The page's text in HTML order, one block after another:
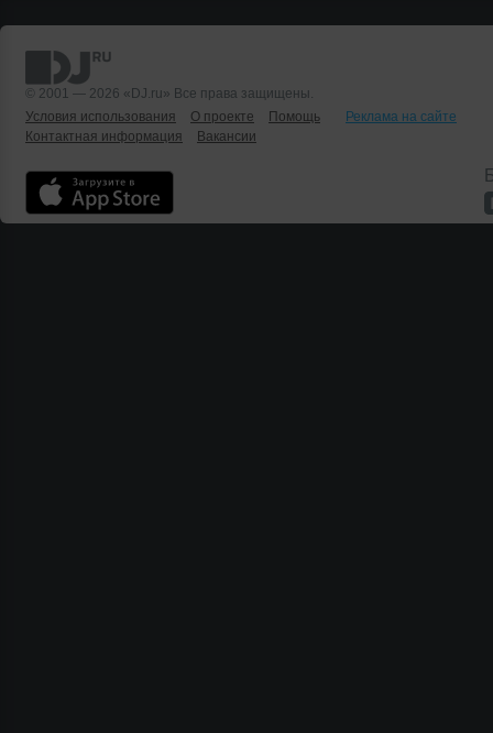
© 2001 — 2026 «DJ.ru» Все права защищены.
Условия использования
О проекте Помощь
Реклама на сайте
Контактная информация
Вакансии